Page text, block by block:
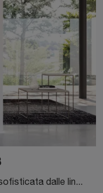
Cerchi una nuova madia pratica e sofisticata dalle linee moderne? Ti offriamo il modello Modulo 03 di Orme, realizzato in laccato opaco.